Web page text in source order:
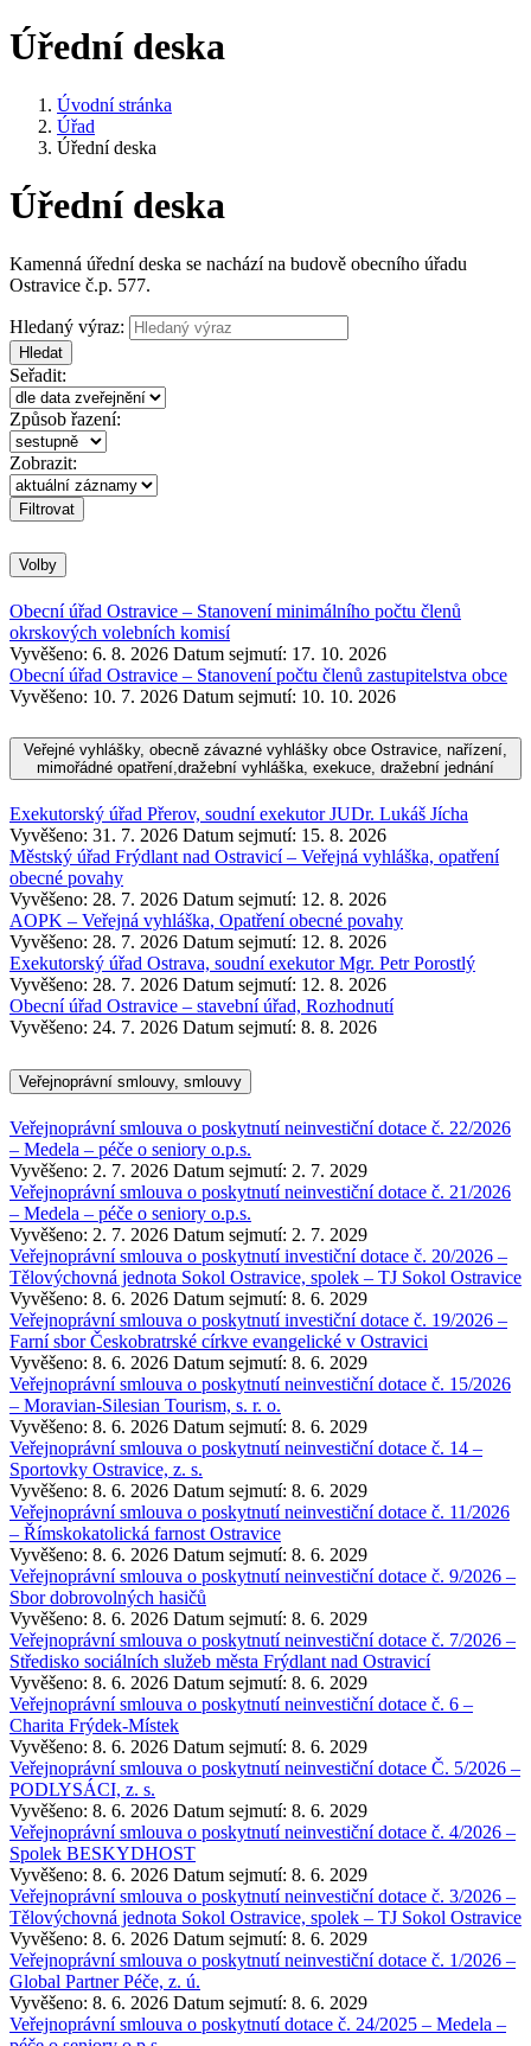
Úřední deska
Úvodní stránka
Úřad
Úřední deska
Úřední deska
Kamenná úřední deska se nachází na budově obecního úřadu
Ostravice č.p. 577.
Hledaný výraz:
Hledat
Seřadit:
Způsob řazení:
Zobrazit:
Volby
Obecní úřad Ostravice – Stanovení minimálního počtu členů
okrskových volebních komisí
Vyvěšeno: 6. 8. 2026 Datum sejmutí: 17. 10. 2026
Obecní úřad Ostravice – Stanovení počtu členů zastupitelstva obce
Vyvěšeno: 10. 7. 2026 Datum sejmutí: 10. 10. 2026
Veřejné vyhlášky, obecně závazné vyhlášky obce Ostravice, nařízení,
mimořádné opatření,dražební vyhláška, exekuce, dražební jednání
Exekutorský úřad Přerov, soudní exekutor JUDr. Lukáš Jícha
Vyvěšeno: 31. 7. 2026 Datum sejmutí: 15. 8. 2026
Městský úřad Frýdlant nad Ostravicí – Veřejná vyhláška, opatření
obecné povahy
Vyvěšeno: 28. 7. 2026 Datum sejmutí: 12. 8. 2026
AOPK – Veřejná vyhláška, Opatření obecné povahy
Vyvěšeno: 28. 7. 2026 Datum sejmutí: 12. 8. 2026
Exekutorský úřad Ostrava, soudní exekutor Mgr. Petr Porostlý
Vyvěšeno: 28. 7. 2026 Datum sejmutí: 12. 8. 2026
Obecní úřad Ostravice – stavební úřad, Rozhodnutí
Vyvěšeno: 24. 7. 2026 Datum sejmutí: 8. 8. 2026
Veřejnoprávní smlouvy, smlouvy
Veřejnoprávní smlouva o poskytnutí neinvestiční dotace č. 22/2026
– Medela – péče o seniory o.p.s.
Vyvěšeno: 2. 7. 2026 Datum sejmutí: 2. 7. 2029
Veřejnoprávní smlouva o poskytnutí neinvestiční dotace č. 21/2026
– Medela – péče o seniory o.p.s.
Vyvěšeno: 2. 7. 2026 Datum sejmutí: 2. 7. 2029
Veřejnoprávní smlouva o poskytnutí investiční dotace č. 20/2026 –
Tělovýchovná jednota Sokol Ostravice, spolek – TJ Sokol Ostravice
Vyvěšeno: 8. 6. 2026 Datum sejmutí: 8. 6. 2029
Veřejnoprávní smlouva o poskytnutí investiční dotace č. 19/2026 –
Farní sbor Českobratrské církve evangelické v Ostravici
Vyvěšeno: 8. 6. 2026 Datum sejmutí: 8. 6. 2029
Veřejnoprávní smlouva o poskytnutí neinvestiční dotace č. 15/2026
– Moravian-Silesian Tourism, s. r. o.
Vyvěšeno: 8. 6. 2026 Datum sejmutí: 8. 6. 2029
Veřejnoprávní smlouva o poskytnutí neinvestiční dotace č. 14 –
Sportovky Ostravice, z. s.
Vyvěšeno: 8. 6. 2026 Datum sejmutí: 8. 6. 2029
Veřejnoprávní smlouva o poskytnutí neinvestiční dotace č. 11/2026
– Římskokatolická farnost Ostravice
Vyvěšeno: 8. 6. 2026 Datum sejmutí: 8. 6. 2029
Veřejnoprávní smlouva o poskytnutí neinvestiční dotace č. 9/2026 –
Sbor dobrovolných hasičů
Vyvěšeno: 8. 6. 2026 Datum sejmutí: 8. 6. 2029
Veřejnoprávní smlouva o poskytnutí neinvestiční dotace č. 7/2026 –
Středisko sociálních služeb města Frýdlant nad Ostravicí
Vyvěšeno: 8. 6. 2026 Datum sejmutí: 8. 6. 2029
Veřejnoprávní smlouva o poskytnutí neinvestiční dotace č. 6 –
Charita Frýdek-Místek
Vyvěšeno: 8. 6. 2026 Datum sejmutí: 8. 6. 2029
Veřejnoprávní smlouva o poskytnutí neinvestiční dotace Č. 5/2026 –
PODLYSÁCI, z. s.
Vyvěšeno: 8. 6. 2026 Datum sejmutí: 8. 6. 2029
Veřejnoprávní smlouva o poskytnutí neinvestiční dotace č. 4/2026 –
Spolek BESKYDHOST
Vyvěšeno: 8. 6. 2026 Datum sejmutí: 8. 6. 2029
Veřejnoprávní smlouva o poskytnutí neinvestiční dotace č. 3/2026 –
Tělovýchovná jednota Sokol Ostravice, spolek – TJ Sokol Ostravice
Vyvěšeno: 8. 6. 2026 Datum sejmutí: 8. 6. 2029
Veřejnoprávní smlouva o poskytnutí neinvestiční dotace č. 1/2026 –
Global Partner Péče, z. ú.
Vyvěšeno: 8. 6. 2026 Datum sejmutí: 8. 6. 2029
Veřejnoprávní smlouva o poskytnutí dotace č. 24/2025 – Medela –